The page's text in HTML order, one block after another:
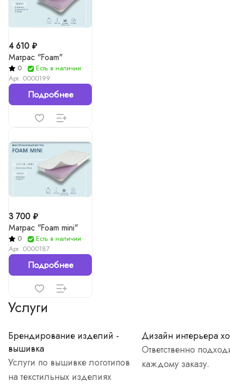
4 610 ₽
Матрас "Foam"
0
Есть в наличии
Арт. 0000199
Подробнее
3 700 ₽
Матрас "Foam mini"
0
Есть в наличии
Арт. 0000187
Подробнее
Услуги
Брендирование изделий -
вышивка
Услуги по вышивке логотипов
на текстильных изделиях
Дизайн интерьера
Ответственно
каждому заказу.